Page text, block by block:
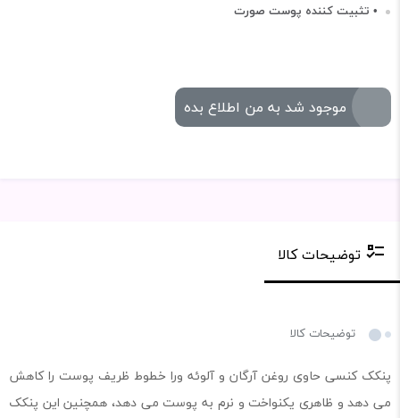
• تثبیت کننده پوست صورت
موجود شد به من اطلاع بده
توضیحات کالا
توضیحات کالا
پنکک کنسی حاوی روغن آرگان و آلوئه ورا خطوط ظریف پوست را کاهش
می دهد و ظاهری یکنواخت و نرم به پوست می دهد، همچنین این پنکک